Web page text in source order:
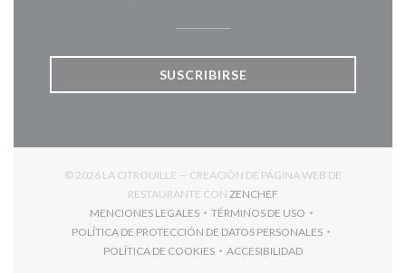
SUSCRIBIRSE
© 2026 LA CITROUILLE — CREACIÓN DE PÁGINA WEB DE
RESTAURANTE CON ZENCHEF
MENCIONES LEGALES
((ABRE EN UNA NUEVA VENTANA))
TÉRMINOS DE USO
((ABRE EN UNA NUEVA
POLÍTICA DE PROTECCIÓN DE DATOS PERSONALES
((ABRE EN UNA NUEVA VENTANA))
POLÍTICA DE COOKIES
((ABRE EN UNA NUEVA VENTANA))
ACCESIBILIDAD
((ABRE EN UNA NUEVA